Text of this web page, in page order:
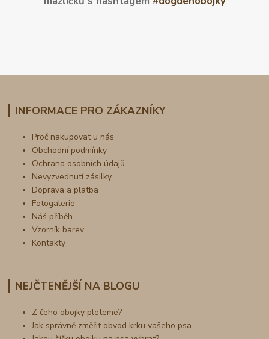
INFORMACE PRO ZÁKAZNÍKY
Proč nakupovat u nás
Obchodní podmínky
Ochrana osobních údajů
Nevyzvednutí zásilky
Doprava a platba
Fotogalerie
Náš příběh
Vzorník barev
Kontakty
NEJČTENĚJŠÍ NA BLOGU
Z čeho obojky pleteme?
Jak správně změřit obvod krku vašeho psa